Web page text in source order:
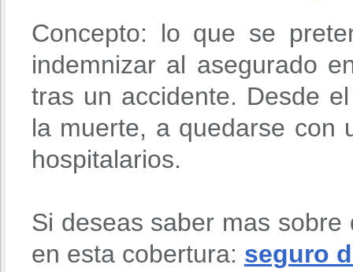
Concepto: lo que se
indemnizar al asegurado
tras un accidente. Desde
la muerte, a quedarse con
hospitalarios.
Si deseas saber mas
en esta cobertura: seguro